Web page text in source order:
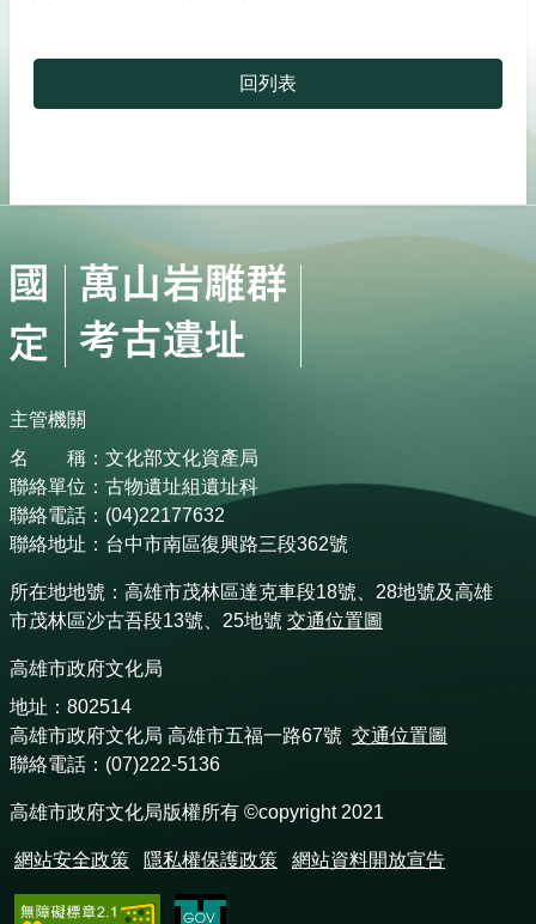
回列表
主管機關
名 稱：文化部文化資產局
聯絡單位：古物遺址組遺址科
聯絡電話：(04)22177632
聯絡地址：台中市南區復興路三段362號
所在地地號：高雄市茂林區達克車段18號、28地號及高雄
市茂林區沙古吾段13號、25地號 交通位置圖
高雄市政府文化局
地址：802514
高雄市政府文化局 高雄市五福一路67號 交通位置圖
聯絡電話：(07)222-5136
高雄市政府文化局版權所有 ©copyright 2021
網站安全政策 隱私權保護政策 網站資料開放宣告